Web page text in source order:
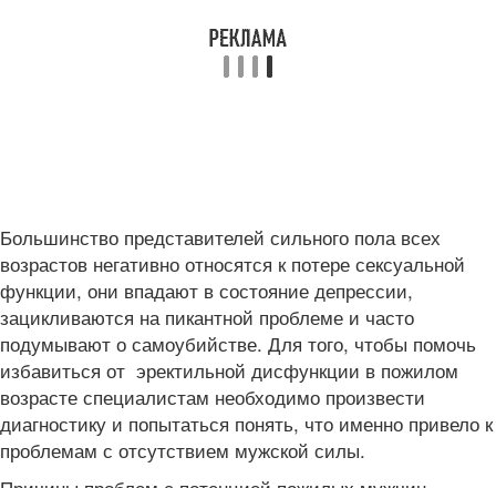
Большинство представителей сильного пола всех
возрастов негативно относятся к потере сексуальной
функции, они впадают в состояние депрессии,
зацикливаются на пикантной проблеме и часто
подумывают о самоубийстве. Для того, чтобы помочь
избавиться от эректильной дисфункции в пожилом
возрасте специалистам необходимо произвести
диагностику и попытаться понять, что именно привело к
проблемам с отсутствием мужской силы.